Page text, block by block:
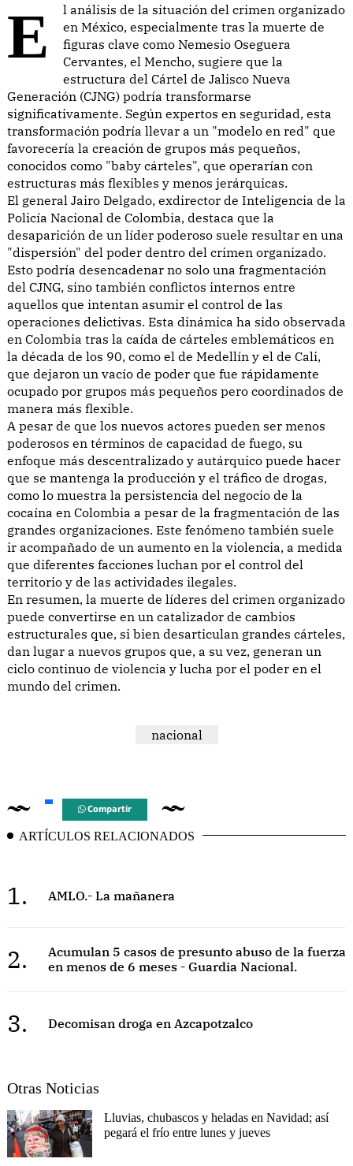
El análisis de la situación del crimen organizado
en México, especialmente tras la muerte de
figuras clave como Nemesio Oseguera
Cervantes, el Mencho, sugiere que la
estructura del Cártel de Jalisco Nueva
Generación (CJNG) podría transformarse
significativamente. Según expertos en seguridad, esta
transformación podría llevar a un "modelo en red" que
favorecería la creación de grupos más pequeños,
conocidos como "baby cárteles", que operarían con
estructuras más flexibles y menos jerárquicas.
El general Jairo Delgado, exdirector de Inteligencia de la
Policía Nacional de Colombia, destaca que la
desaparición de un líder poderoso suele resultar en una
"dispersión" del poder dentro del crimen organizado.
Esto podría desencadenar no solo una fragmentación
del CJNG, sino también conflictos internos entre
aquellos que intentan asumir el control de las
operaciones delictivas. Esta dinámica ha sido observada
en Colombia tras la caída de cárteles emblemáticos en
la década de los 90, como el de Medellín y el de Cali,
que dejaron un vacío de poder que fue rápidamente
ocupado por grupos más pequeños pero coordinados de
manera más flexible.
A pesar de que los nuevos actores pueden ser menos
poderosos en términos de capacidad de fuego, su
enfoque más descentralizado y autárquico puede hacer
que se mantenga la producción y el tráfico de drogas,
como lo muestra la persistencia del negocio de la
cocaína en Colombia a pesar de la fragmentación de las
grandes organizaciones. Este fenómeno también suele
ir acompañado de un aumento en la violencia, a medida
que diferentes facciones luchan por el control del
territorio y de las actividades ilegales.
En resumen, la muerte de líderes del crimen organizado
puede convertirse en un catalizador de cambios
estructurales que, si bien desarticulan grandes cárteles,
dan lugar a nuevos grupos que, a su vez, generan un
ciclo continuo de violencia y lucha por el poder en el
mundo del crimen.
nacional
Compartir
ARTÍCULOS RELACIONADOS
1. AMLO.- La mañanera
2.
Acumulan 5 casos de presunto abuso de la fuerza
en menos de 6 meses - Guardia Nacional.
3. Decomisan droga en Azcapotzalco
Otras Noticias
Lluvias, chubascos y heladas en Navidad; así
pegará el frío entre lunes y jueves